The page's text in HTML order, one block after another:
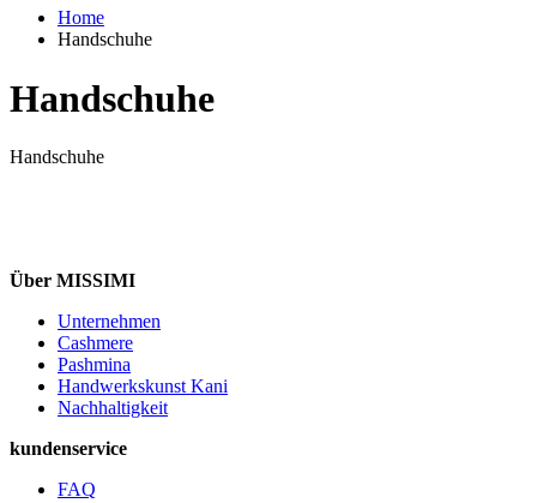
Home
Handschuhe
Handschuhe
Handschuhe
Über MISSIMI
Unternehmen
Cashmere
Pashmina
Handwerkskunst Kani
Nachhaltigkeit
kundenservice
FAQ